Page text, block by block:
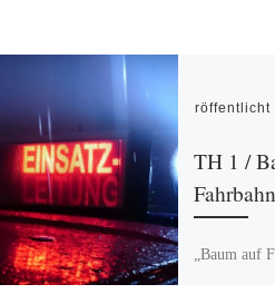
Veröffentlicht
TH 1 /
Fahrbahn
„Baum auf